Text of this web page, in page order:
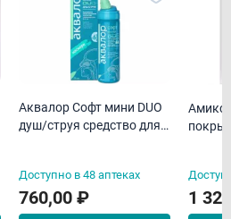
Аквалор Софт мини DUO
душ/струя средство для
50мл
Доступно в 48 аптеках
760,00 ₽ 1